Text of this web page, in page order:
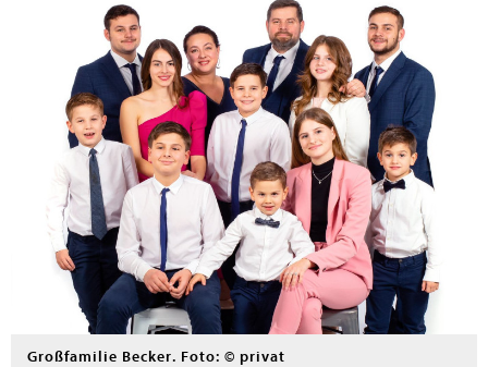
Großfamilie Becker. Foto: © privat